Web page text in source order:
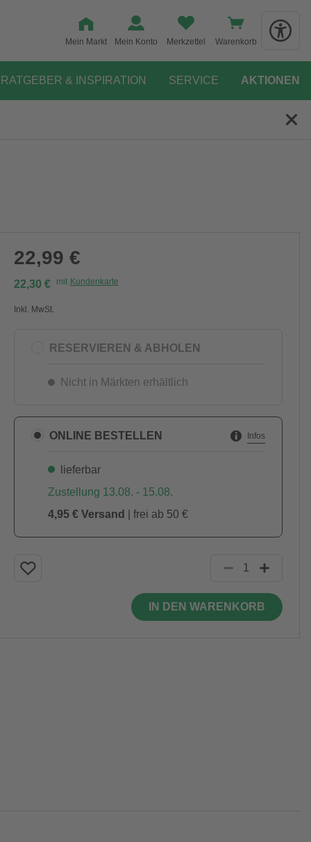
Mein Markt Mein Konto Merkzettel Warenkorb
RATGEBER & INSPIRATION SERVICE AKTIONEN
22,99 €
22,30 € mit Kundenkarte
Inkl. MwSt.
RESERVIEREN & ABHOLEN
Nicht in Märkten erhältlich
ONLINE BESTELLEN Infos
lieferbar
Zustellung 13.08. - 15.08.
4,95 € Versand
| frei ab 50 €
IN DEN WARENKORB